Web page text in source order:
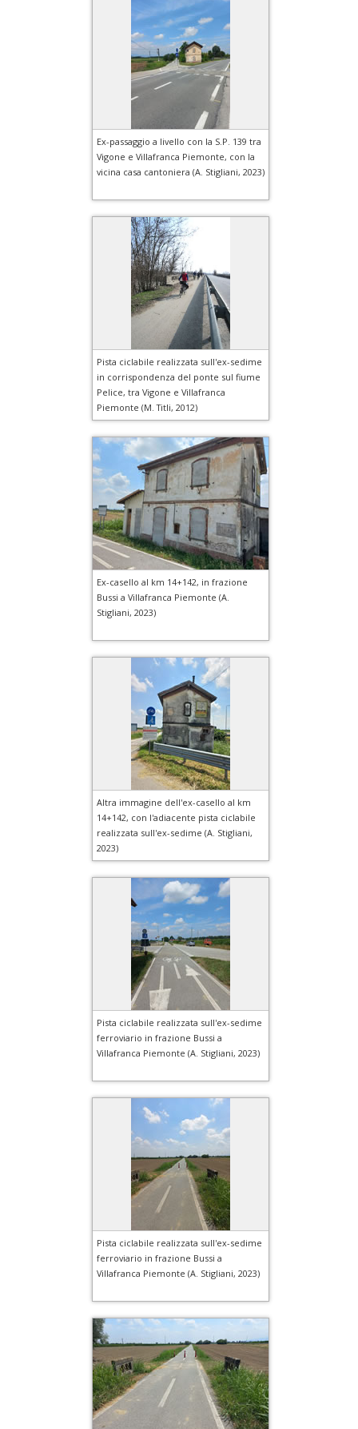
Ex-passaggio a livello con la S.P. 139 tra
Vigone e Villafranca Piemonte, con la
vicina casa cantoniera (A. Stigliani, 2023)
Pista ciclabile realizzata sull'ex-sedime
in corrispondenza del ponte sul fiume
Pelice, tra Vigone e Villafranca
Piemonte (M. Titli, 2012)
Ex-casello al km 14+142, in frazione
Bussi a Villafranca Piemonte (A.
Stigliani, 2023)
Altra immagine dell'ex-casello al km
14+142, con l'adiacente pista ciclabile
realizzata sull'ex-sedime (A. Stigliani,
2023)
Pista ciclabile realizzata sull'ex-sedime
ferroviario in frazione Bussi a
Villafranca Piemonte (A. Stigliani, 2023)
Pista ciclabile realizzata sull'ex-sedime
ferroviario in frazione Bussi a
Villafranca Piemonte (A. Stigliani, 2023)